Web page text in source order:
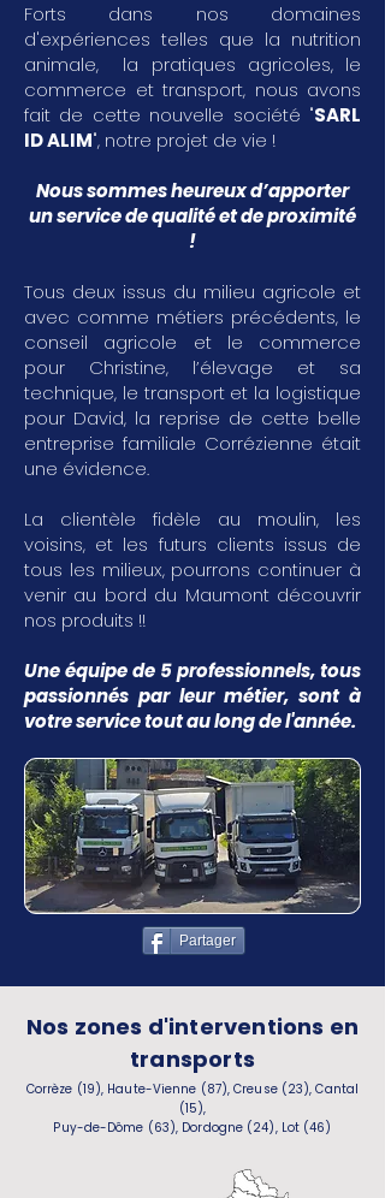
Forts dans nos domaines
d'expériences telles que la nutrition
animale, la pratiques agricoles, le
commerce et transport, nous avons
fait de cette nouvelle société "SARL
ID ALIM", notre projet de vie !
Nous sommes heureux d’apporter
un service de qualité et de proximité
!
Tous deux issus du milieu agricole et
avec comme métiers précédents, le
conseil agricole et le commerce
pour Christine, l’élevage et sa
technique, le transport et la logistique
pour David, la reprise de cette belle
entreprise familiale Corrézienne était
une évidence.
La clientèle fidèle au moulin, les
voisins, et les futurs clients issus de
tous les milieux, pourrons continuer à
venir au bord du Maumont découvrir
nos produits !!
Une équipe de 5 professionnels, tous
passionnés par leur métier, sont à
votre service tout au long de l'année.
Partager
Nos zones d'interventions en
transports
Corrèze (19), Haute-Vienne (87), Creuse (23), Cantal
(15),
Puy-de-Dôme (63), Dordogne (24), Lot (46)